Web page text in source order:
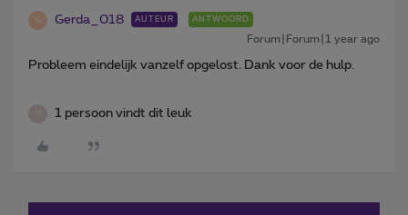
G Gerda_018 AUTEUR ANTWOORD
Forum|Forum|1 year ago
Probleem eindelijk vanzelf opgelost. Dank voor de hulp.
1 persoon vindt dit leuk